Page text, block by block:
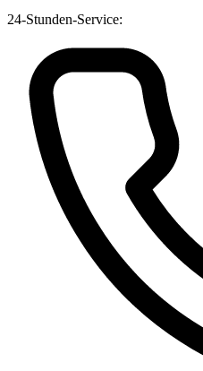
24-Stunden-Service: